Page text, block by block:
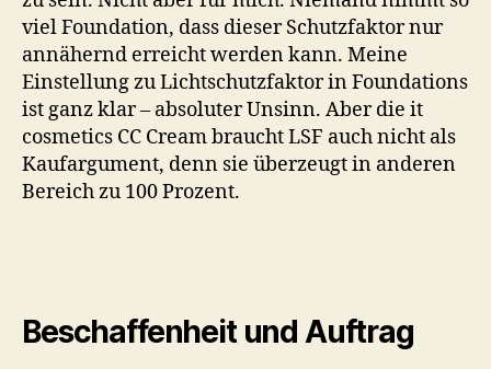
viel Foundation, dass dieser Schutzfaktor nur
annähernd erreicht werden kann. Meine
Einstellung zu Lichtschutzfaktor in Foundations
ist ganz klar – absoluter Unsinn. Aber die it
cosmetics CC Cream braucht LSF auch nicht als
Kaufargument, denn sie überzeugt in anderen
Bereich zu 100 Prozent.
Beschaffenheit und Auftrag